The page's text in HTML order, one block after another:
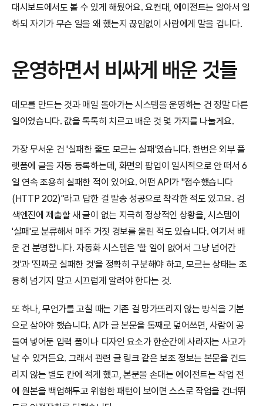
대시보드에서도 볼 수 있게 해뒀어요. 요컨대, 에이전트는 알아서 일
하되 자기가 무슨 일을 왜 했는지 끊임없이 사람에게 말을 겁니다.
운영하면서 비싸게 배운 것들
데모를 만드는 것과 매일 돌아가는 시스템을 운영하는 건 정말 다른
일이었습니다. 값을 톡톡히 치르고 배운 것 몇 가지를 나눌게요.
가장 무서운 건 '실패한 줄도 모르는 실패'였습니다. 한번은 외부 플
랫폼에 글을 자동 등록하는데, 화면의 팝업이 일시적으로 안 떠서 6
일 연속 조용히 실패한 적이 있어요. 어떤 API가 "접수했습니다
(HTTP 202)"라고 답한 걸 발송 성공으로 착각한 적도 있고요. 검
색엔진에 제출할 새 글이 없는 지극히 정상적인 상황을, 시스템이
'실패'로 분류해서 매주 거짓 경보를 울린 적도 있습니다. 여기서 배
운 건 분명합니다. 자동화 시스템은 '할 일이 없어서 그냥 넘어간
것'과 '진짜로 실패한 것'을 정확히 구분해야 하고, 모르는 상태는 조
용히 넘기지 말고 시끄럽게 알려야 한다는 것.
또 하나, 무언가를 고칠 때는 기존 걸 망가뜨리지 않는 방식을 기본
으로 삼아야 했습니다. AI가 글 본문을 통째로 덮어쓰면, 사람이 공
들여 넣어둔 입력 폼이나 디자인 요소가 한순간에 사라지는 사고가
날 수 있거든요. 그래서 관련 글 링크 같은 보조 정보는 본문을 건드
리지 않는 별도 칸에 적게 했고, 본문을 손대는 에이전트는 작업 전
에 원본을 백업해두고 위험한 패턴이 보이면 스스로 작업을 건너뛰